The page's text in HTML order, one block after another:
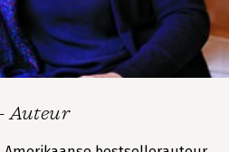
- Auteur